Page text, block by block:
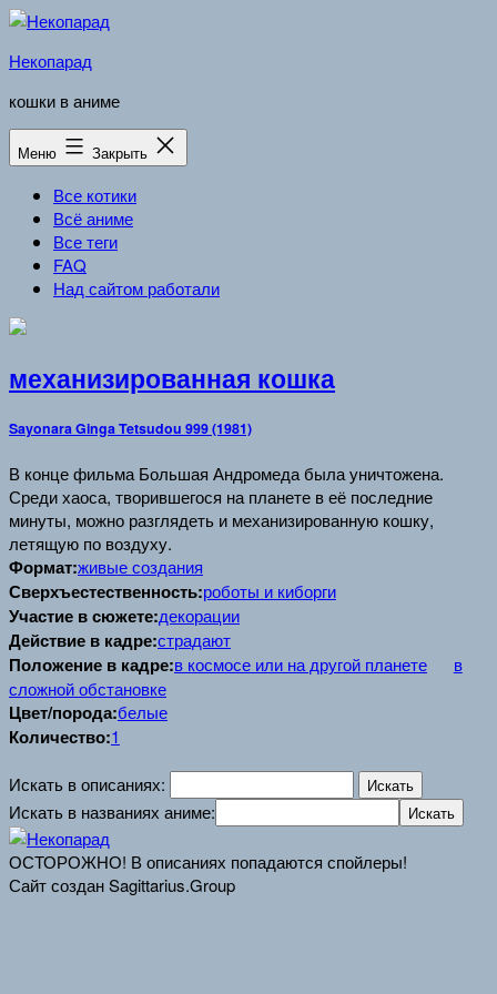
Перейти
содержимому
Некопарад
кошки в аниме
Меню Закрыть
Все котики
Всё аниме
Все теги
FAQ
Над сайтом работали
механизированная кошка
Sayonara Ginga Tetsudou 999 (1981)
В конце фильма Большая Андромеда была уничтожена.
Среди хаоса, творившегося на планете в её последние
минуты, можно разглядеть и механизированную кошку,
летящую по воздуху.
Формат:живые создания
Сверхъестественность:роботы и киборги
Участие в сюжете:декорации
Действие в кадре:страдают
Положение в кадре:в космосе или на другой планете
в
сложной обстановке
Цвет/порода:белые
Количество:1
Искать в описаниях:
Искать в названиях аниме:
ОСТОРОЖНО! В описаниях попадаются спойлеры!
Сайт создан Sagittarius.Group